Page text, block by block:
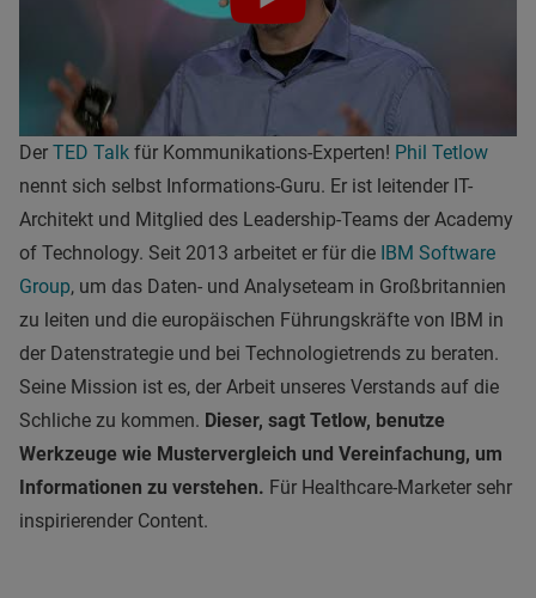
Der TED Talk für Kommunikations-Experten! Phil Tetlow
nennt sich selbst Informations-Guru. Er ist leitender IT-
Architekt und Mitglied des Leadership-Teams der Academy
of Technology. Seit 2013 arbeitet er für die IBM Software
Group, um das Daten- und Analyseteam in Großbritannien
zu leiten und die europäischen Führungskräfte von IBM in
der Datenstrategie und bei Technologietrends zu beraten.
Seine Mission ist es, der Arbeit unseres Verstands auf die
Schliche zu kommen. Dieser, sagt Tetlow, benutze
Werkzeuge wie Mustervergleich und Vereinfachung, um
Informationen zu verstehen. Für Healthcare-Marketer sehr
inspirierender Content.